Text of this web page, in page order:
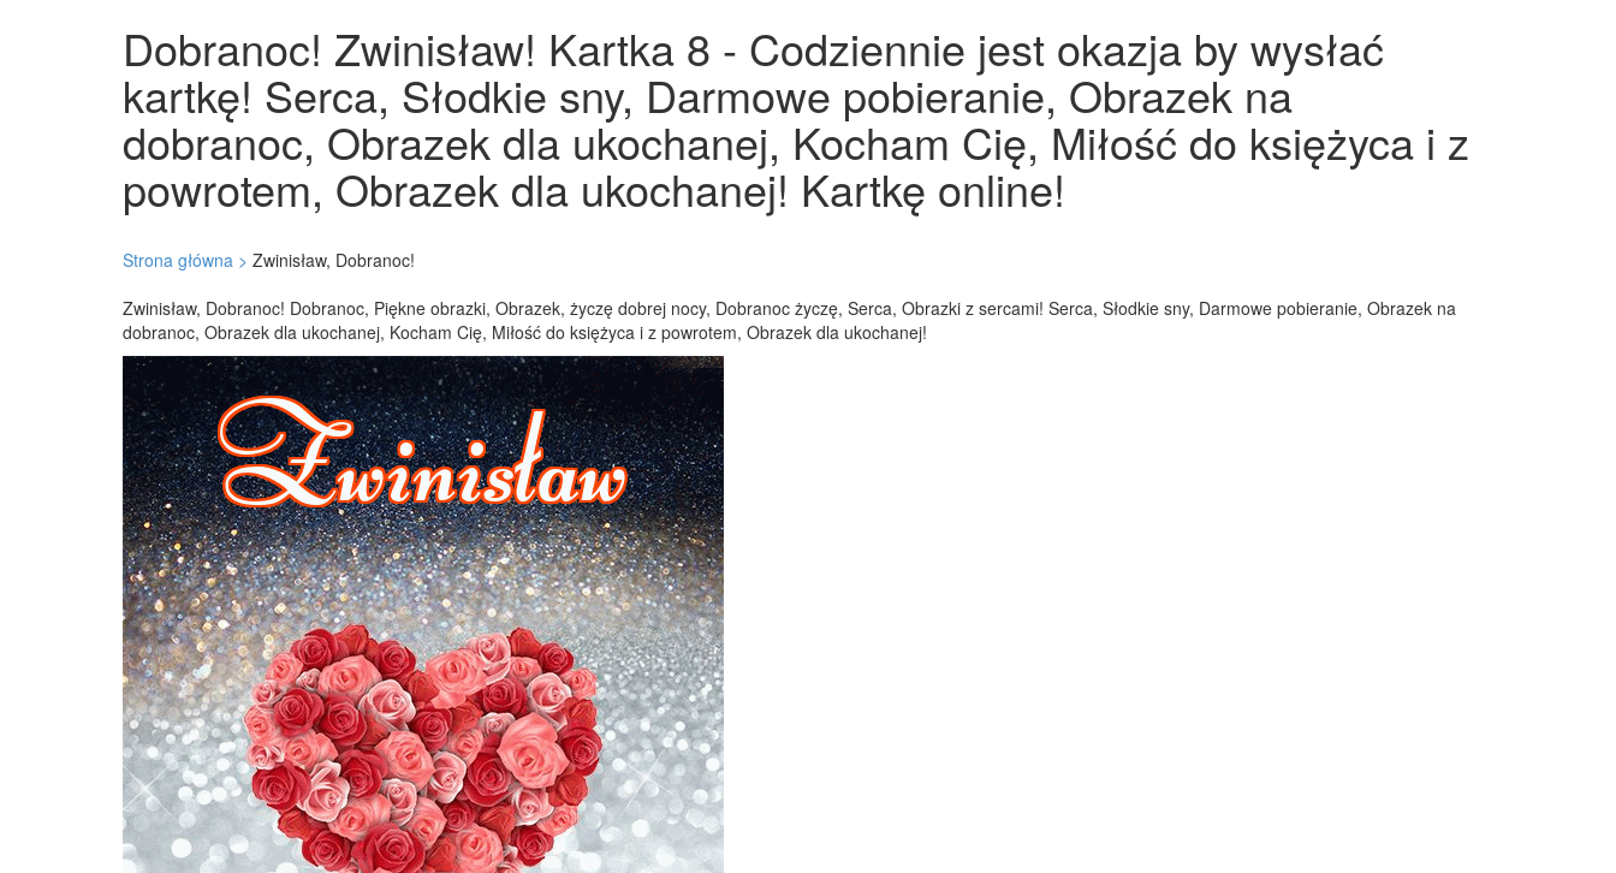
Dobranoc! Zwinisław! Kartka 8 - Codziennie jest okazja by wysłać
kartkę! Serca, Słodkie sny, Darmowe pobieranie, Obrazek na
dobranoc, Obrazek dla ukochanej, Kocham Cię, Miłość do księżyca i z
powrotem, Obrazek dla ukochanej! Kartkę online!
Strona główna > Zwinisław, Dobranoc!
Zwinisław, Dobranoc! Dobranoc, Piękne obrazki, Obrazek, życzę dobrej nocy, Dobranoc życzę, Serca, Obrazki z sercami! Serca, Słodkie sny, Darmowe pobieranie, Obrazek na
dobranoc, Obrazek dla ukochanej, Kocham Cię, Miłość do księżyca i z powrotem, Obrazek dla ukochanej!